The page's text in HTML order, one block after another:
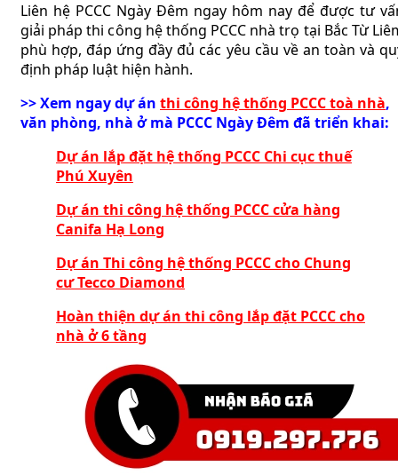
Liên hệ PCCC Ngày Đêm ngay hôm nay để được tư
giải pháp thi công hệ thống PCCC nhà trọ tại Bắc Từ
phù hợp, đáp ứng đầy đủ các yêu cầu về an toàn và
định pháp luật hiện hành.
>> Xem ngay dự án thi công hệ thống PCCC toà nhà,
văn phòng, nhà ở mà PCCC Ngày Đêm đã triển khai:
Dự án lắp đặt hệ thống PCCC Chi cục thuế
Phú Xuyên
Dự án thi công hệ thống PCCC cửa hàng
Canifa Hạ Long
Dự án Thi công hệ thống PCCC cho Chung
cư Tecco Diamond
Hoàn thiện dự án thi công lắp đặt PCCC cho
nhà ở 6 tầng